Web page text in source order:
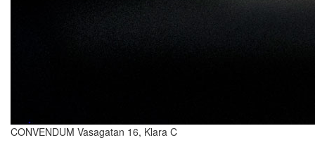
CONVENDUM Vasagatan 16, Klara C